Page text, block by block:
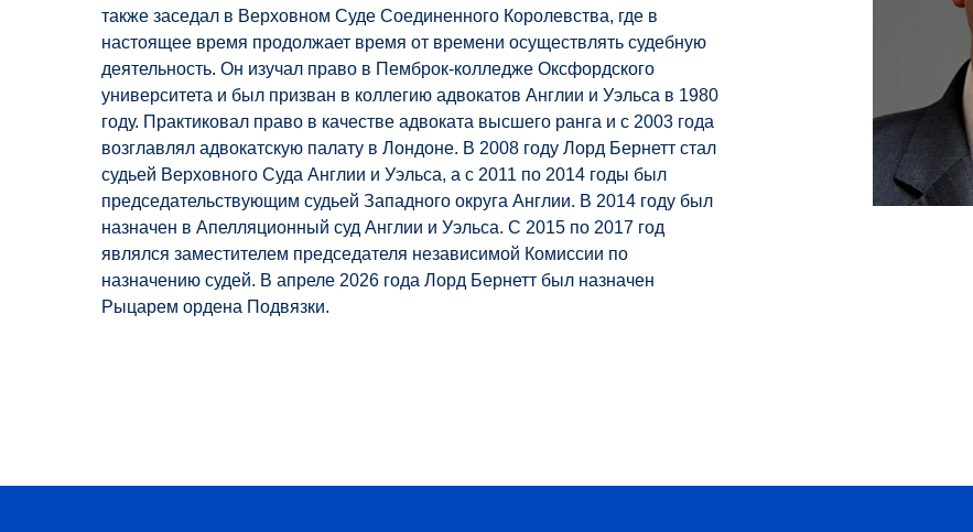
также заседал в Верховном Суде Соединенного Королевства, где в
настоящее время продолжает время от времени осуществлять судебную
деятельность. Он изучал право в Пемброк-колледже Оксфордского
университета и был призван в коллегию адвокатов Англии и Уэльса в 1980
году. Практиковал право в качестве адвоката высшего ранга и с 2003 года
возглавлял адвокатскую палату в Лондоне. В 2008 году Лорд Бернетт стал
судьей Верховного Суда Англии и Уэльса, а с 2011 по 2014 годы был
председательствующим судьей Западного округа Англии. В 2014 году был
назначен в Апелляционный суд Англии и Уэльса. С 2015 по 2017 год
являлся заместителем председателя независимой Комиссии по
назначению судей. В апреле 2026 года Лорд Бернетт был назначен
Рыцарем ордена Подвязки.